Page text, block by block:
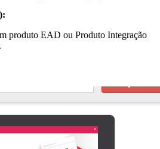
produto EAD ou Produto Integração